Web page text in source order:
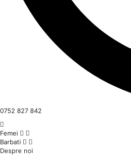
0752 827 842
Femei
Barbati
Despre noi